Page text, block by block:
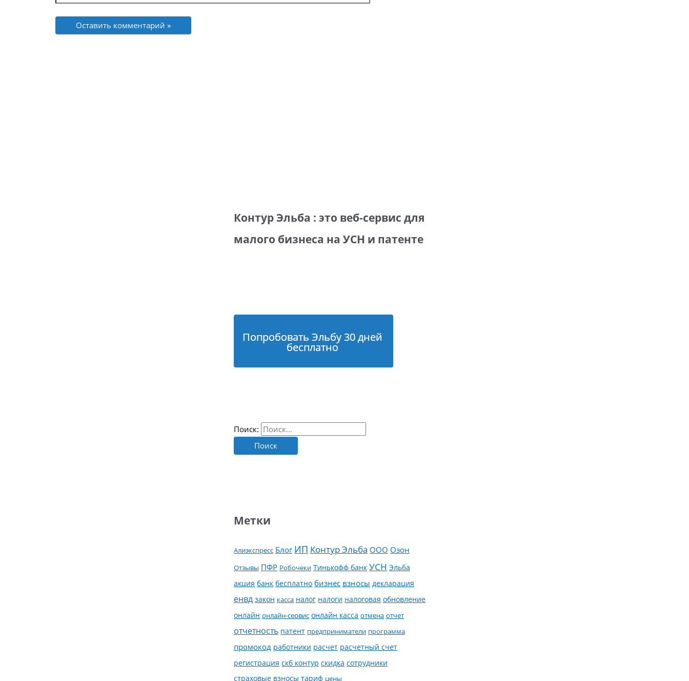
Контур Эльба : это веб-сервис для
малого бизнеса на УСН и патенте
Попробовать Эльбу 30 дней
бесплатно
Поиск:
Метки
Алиэкспресс Блог ИП Контур Эльба ООО Озон
Отзывы ПФР Робочеки Тинькофф банк УСН Эльба
акция банк бесплатно бизнес взносы декларация
енвд закон касса налог налоги налоговая обновление
онлайн онлайн-сервис онлайн касса отмена отчет
отчетность патент предприниматели программа
промокод работники расчет расчетный счет
регистрация скб контур скидка сотрудники
страховые взносы тариф цены